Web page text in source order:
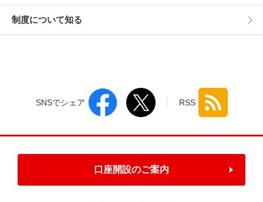
制度について知る
SNSでシェア RSS
口座開設のご案内